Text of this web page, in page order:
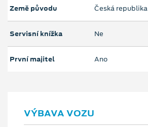
Země původu Česká republika
Servisní knížka Ne
První majitel Ano
VÝBAVA VOZU